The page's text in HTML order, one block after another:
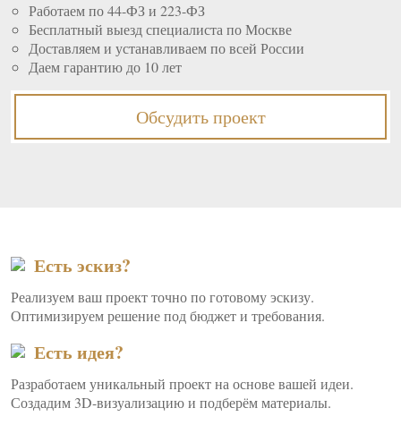
Работаем по 44-ФЗ и 223-ФЗ
Бесплатный выезд специалиста по Москве
Доставляем и устанавливаем по всей России
Даем гарантию до 10 лет
Обсудить проект
Есть эскиз?
Реализуем ваш проект точно по готовому эскизу.
Оптимизируем решение под бюджет и требования.
Есть идея?
Разработаем уникальный проект на основе вашей идеи.
Создадим 3D-визуализацию и подберём материалы.